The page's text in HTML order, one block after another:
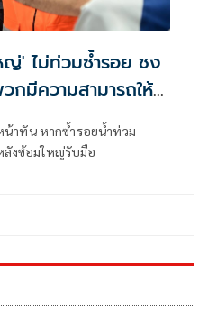
' ไม่ท่วมซ้ำรอย ชง
กมีความสามารถให้
หน้าทัน หากซ้ำรอยน้ำท่วม
ลังซ้อมใหญ่รับมือ